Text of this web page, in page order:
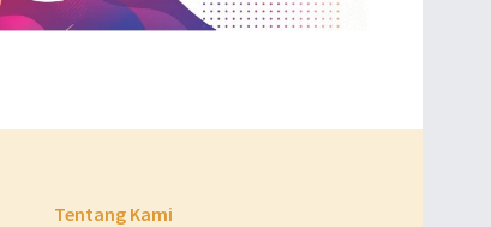
Tentang Kami